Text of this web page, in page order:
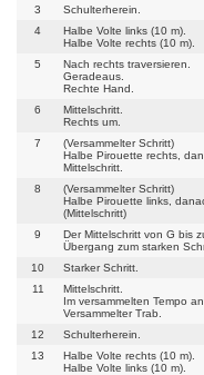
3
Schulterherein.
4
Halbe Volte links (10 m).
Halbe Volte rechts (10 m).
5
Nach rechts traversieren.
Geradeaus.
Rechte Hand.
6
Mittelschritt.
Rechts um.
7
(Versammelter Schritt)
Halbe Pirouette rechts,
Mittelschritt.
8
(Versammelter Schritt)
Halbe Pirouette links,
(Mittelschritt)
9
Der Mittelschritt von G bis
Übergang zum starken
10
Starker Schritt.
11
Mittelschritt.
Im versammelten Tempo
Versammelter Trab.
12
Schulterherein.
13
Halbe Volte rechts (10 m).
Halbe Volte links (10 m).